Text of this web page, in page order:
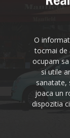
O
tocmai de
ocupam
si utile
sanatate,
joaca un
dispozitia